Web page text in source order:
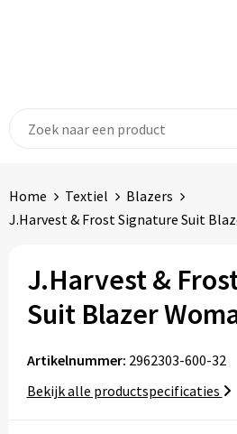
Home Textiel
Blazers
J.Harvest & Frost Signature Suit
J.Harvest &
Suit Blazer
Artikelnummer: 2962303-600-32
Bekijk alle productspecificaties